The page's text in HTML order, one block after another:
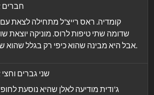
חברים 2. פרק 34
קומדיה. ראס רייצ'ל מתחילה לצאת
שדומה שתי טיפות לרוס. מוניקה יוצאת
אבל היא מבינה שהוא כיפי רק בגלל שהוא שותה. כ' עב. (שח).
שני גברים וחצי 2. פרק 16
ג'ודית מודיעה לאלן שהיא נוסעת